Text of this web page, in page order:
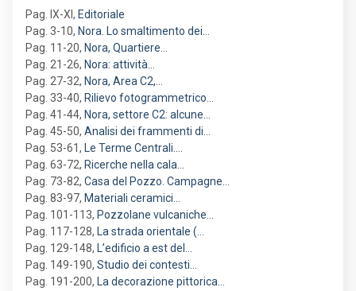
Pag. IX-XI , Editoriale
Pag. 3-10, Nora. Lo smaltimento dei…
Pag. 11-20, Nora, Quartiere…
Pag. 21-26, Nora: attività…
Pag. 27-32, Nora, Area C2,…
Pag. 33-40, Rilievo fotogrammetrico…
Pag. 41-44, Nora, settore C2: alcune…
Pag. 45-50, Analisi dei frammenti di…
Pag. 53-61, Le Terme Centrali.…
Pag. 63-72, Ricerche nella cala…
Pag. 73-82, Casa del Pozzo. Campagne…
Pag. 83-97, Materiali ceramici…
Pag. 101-113, Pozzolane vulcaniche…
Pag. 117-128, La strada orientale (…
Pag. 129-148, L’edificio a est del…
Pag. 149-190, Studio dei contesti…
Pag. 191-200, La decorazione pittorica…